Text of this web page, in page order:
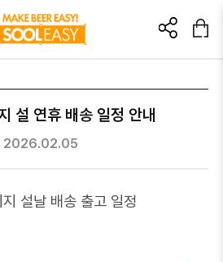
보세요!
친구에게 추천해보세요.
입: 3,000포인트
설 연휴 배송 일정 안내
2026.02.05
설날 배송 출고 일정